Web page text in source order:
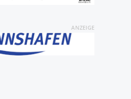
ANZEIGE